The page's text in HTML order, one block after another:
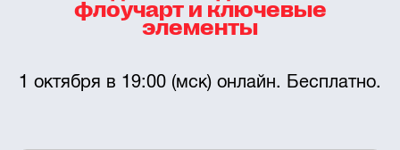
флоучарт и ключевые
элементы
1 октября в 19:00 (мск) онлайн. Бесплатно.